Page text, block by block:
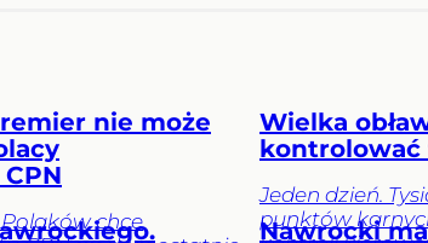
nie może
chce
Wielka
Jeden dzień.
punktów
Nawrocki